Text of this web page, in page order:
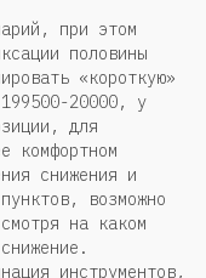
при этом
половины
«короткую»
20000, у
для
комфортном
снижения и
возможно
на каком
инструментов,